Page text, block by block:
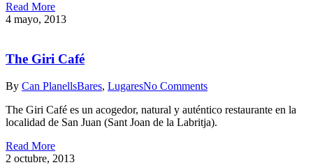
Read More
4 mayo, 2013
The Giri Café
By Can PlanellsBares, LugaresNo Comments
The Giri Café es un acogedor, natural y auténtico restaurante en la
localidad de San Juan (Sant Joan de la Labritja).
Read More
2 octubre, 2013